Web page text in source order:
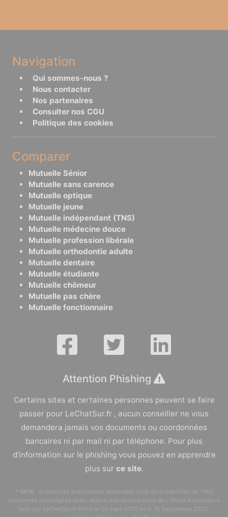
Navigation
Qui sommes-nous ?
Nous contacter
Nos partenaires
Consulter nos CGU
Politique des cookies
Comparer
Mutuelle Sénior
Mutuelle sans carence
Mutuelle optique
Mutuelle jeune
Mutuelle indépendant (TNS)
Mutuelle médecine douce
Mutuelle profession libérale
Mutuelle orthodontie adulte
Mutuelle dentaire
Mutuelle étudiante
Mutuelle chômeur
Mutuelle pas chère
Mutuelle fonctionnaire
Attention Phishing
Certains sites et certaines personnes peuvent se faire
passer pour LeChatSur.fr , aucun conseiller ne vous
demandera jamais vos documents ou coordonnées
bancaires ni par mail ni par téléphone. Pour plus
d’information sur le phishing vous pouvez en apprendre
plus sur ce site.
* 480€ : Economies potentielles maximales pour un échantillon de 1462
personnes interrogées ayant réalisé une comparaison des offres d'assurance
auto sur LeChatSur.fr entre le 05 mars 2020 et le 10 Septembre 2020.